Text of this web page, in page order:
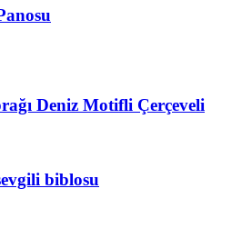
Deniz Motifli Çerçeveli
biblosu